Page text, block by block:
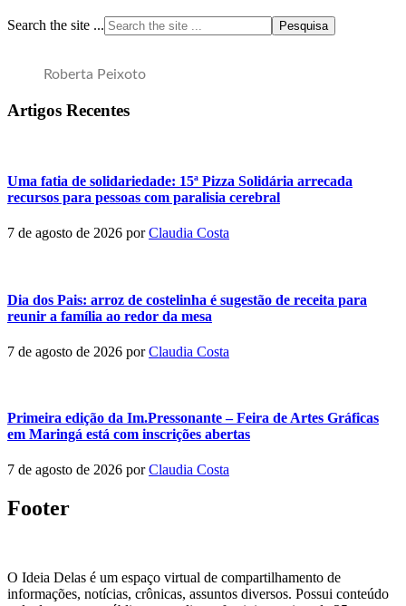
Search the site ...
Roberta Peixoto
Artigos Recentes
Uma fatia de solidariedade: 15ª Pizza Solidária arrecada
recursos para pessoas com paralisia cerebral
7 de agosto de 2026 porClaudia Costa
Dia dos Pais: arroz de costelinha é sugestão de receita para
reunir a família ao redor da mesa
7 de agosto de 2026 porClaudia Costa
Primeira edição da Im.Pressonante – Feira de Artes Gráficas
em Maringá está com inscrições abertas
7 de agosto de 2026 porClaudia Costa
Footer
O Ideia Delas é um espaço virtual de compartilhamento de
informações, notícias, crônicas, assuntos diversos. Possui conteúdo